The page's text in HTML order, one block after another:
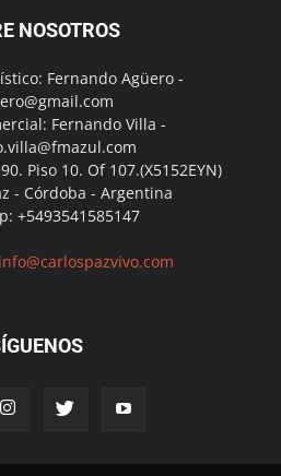
NOSOTROS
Fernando Agüero -
Fernando Villa -
Piso 10. Of 107.(X5152EYN)
- Córdoba - Argentina
+5493541585147
info@carlospazvivo.com